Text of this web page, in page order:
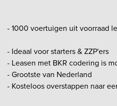
- 1000 voertuigen uit voorraad
- Ideaal voor starters & ZZP'ers
- Leasen met BKR codering is
- Grootste van Nederland
- Kosteloos overstappen naar